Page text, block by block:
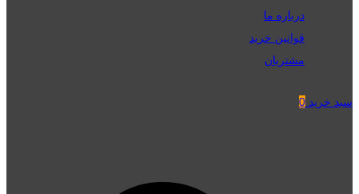
درباره ما
قوانین خرید
مشتریان
سبد خرید 0